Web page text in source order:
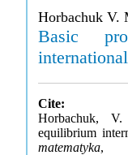
Horbachuk V.
Basic
Cite:
Horbachuk,
equilibrium
matematyka,